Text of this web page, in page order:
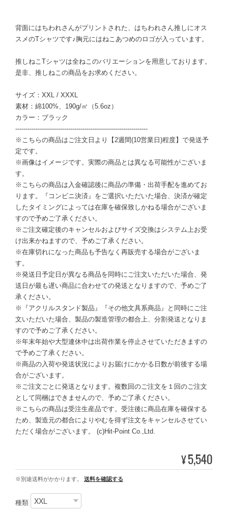
背面にはちわれさんがプリントされた、はちわれさん推しにオス
スメのTシャツです♪胸元にはねこあつめのロゴが入っています。
推しねこTシャツは全ねこのバリエーションを用意しております。
是非、推しねこの商品をお求めください。
サイズ：XXL / XXXL
素材：綿100%、190g/㎡（5.6oz）
カラー：ブラック
-----------------------------------------------------------------
※こちらの商品はご注文日より【2週間(10営業日)程度】で発送予
定です。
※画像はイメージです。実際の商品とは異なる可能性がございま
す。
※こちらの商品は入金確認後に商品の準備・出荷手配を進めてお
ります。『コンビニ決済』をご選択いただいた場合、決済が確定
したタイミングによっては在庫を確保致しかねる場合がございま
すので予めご了承ください。
※ご注文確定後のキャンセルおよびサイズ交換はシステム上お受
け出来かねますので、予めご了承ください。
※在庫切れになった商品も予告なく再販売する場合がございま
す。
※発送日予定日が異なる商品を同時にご注文いただいた場合、発
送日が最も遅い商品に合わせての発送となりますので、予めご了
承ください。
※『アクリルスタンド製品』『その他文具系商品』と同時にご注
文いただいた場合、製品の製造管理の都合上、分割発送となりま
すので予めご了承ください。
※年末年始や大型連休中は出荷作業を停止させていただきますの
で予めご了承ください。
※商品の入荷や発送状況によりお届けにかかる日数が前後する場
合がございます。
※ご注文ごとに発送となります。複数回のご注文を１回のご注文
として同梱はできませんので、予めご了承ください。
※こちらの商品は受注生産品です。受注後に商品在庫を確保する
ため、製造元の都合によりやむを得ず注文をキャンセルさせてい
ただく場合がございます。 (c)Hit-Point Co.,Ltd.
¥5,540
※別途送料がかかります。 送料を確認する
種類